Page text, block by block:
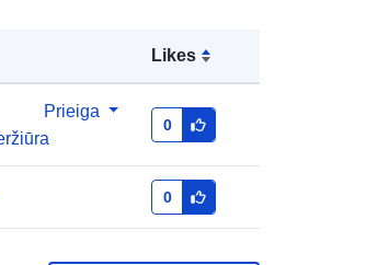
Likes
Prieiga
0
0
prie duomenų.europa.eu:
informacija apie duomenis.europa.eu:
2026